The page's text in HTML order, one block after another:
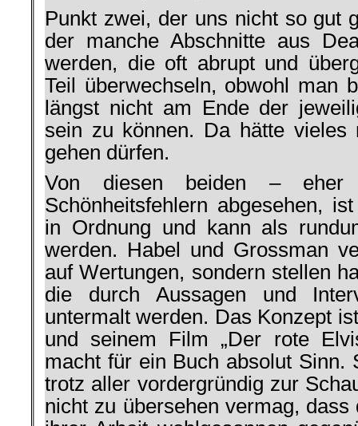
Punkt zwei, der uns nicht so gut
der manche Abschnitte aus
werden, die oft abrupt und
Teil überwechseln, obwohl man
längst nicht am Ende der
sein zu können. Da hätte
gehen dürfen.
Von diesen beiden – eher
Schönheitsfehlern abgesehen,
in Ordnung und kann als
werden. Habel und Grossman
auf Wertungen, sondern stellen
die durch Aussagen und
untermalt werden. Das Konzept
und seinem Film „Der rote
macht für ein Buch absolut Sinn.
trotz aller vordergründig zur
nicht zu übersehen vermag,